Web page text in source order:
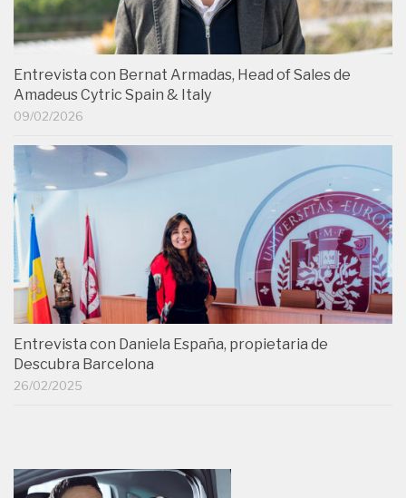
Entrevista con Bernat Armadas, Head of Sales de
Amadeus Cytric Spain & Italy
09/02/2026
Entrevista con Daniela España, propietaria de
Descubra Barcelona
26/02/2025